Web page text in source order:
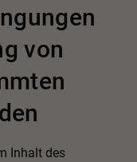
von
Inhalt des